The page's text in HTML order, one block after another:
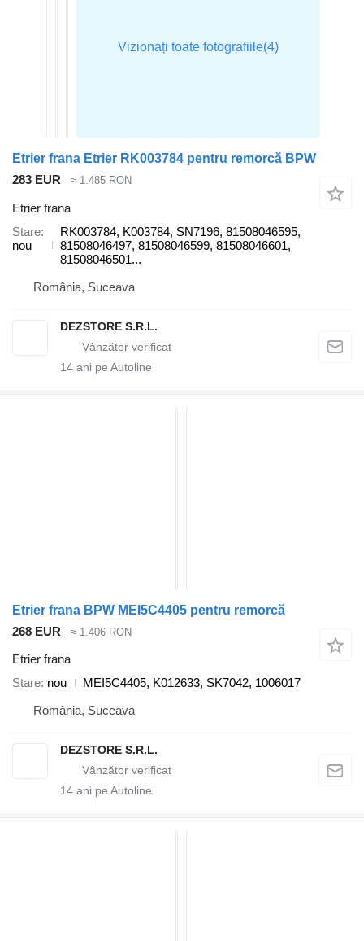
Etrier frana Etrier RK003784 pentru remorcă BPW
283 EUR
≈ 1.485 RON
Etrier frana
Stare
nou
RK003784, K003784, SN7196, 81508046595,
81508046497, 81508046599, 81508046601,
81508046501...
România, Suceava
DEZSTORE S.R.L.
14 ani pe Autoline
Etrier frana BPW MEI5C4405 pentru remorcă
268 EUR
≈ 1.406 RON
Etrier frana
Stare nou
MEI5C4405, K012633, SK7042, 1006017
România, Suceava
DEZSTORE S.R.L.
14 ani pe Autoline